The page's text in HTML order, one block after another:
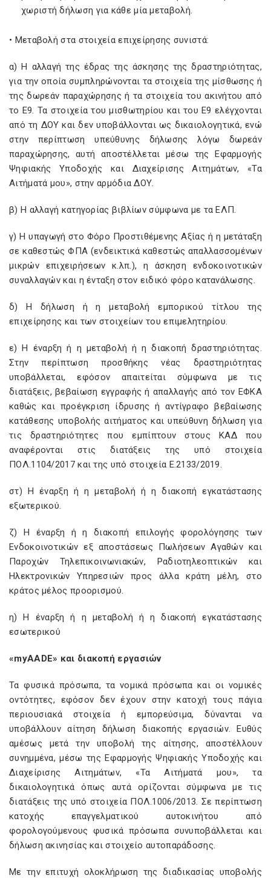
χωριστή δήλωση για κάθε μία μεταβολή.
• Μεταβολή στα στοιχεία επιχείρησης συνιστά:
α) Η αλλαγή της έδρας της άσκησης της δραστηριότητας,
για την οποία συμπληρώνονται τα στοιχεία της μίσθωσης ή
της δωρεάν παραχώρησης ή τα στοιχεία του ακινήτου από
το Ε9. Τα στοιχεία του μισθωτηρίου και του Ε9 ελέγχονται
από τη ΔΟΥ και δεν υποβάλλονται ως δικαιολογητικά, ενώ
στην περίπτωση υπεύθυνης δήλωσης λόγω δωρεάν
παραχώρησης, αυτή αποστέλλεται μέσω της Εφαρμογής
Ψηφιακής Υποδοχής και Διαχείρισης Αιτημάτων, «Τα
Αιτήματά μου», στην αρμόδια ΔΟΥ.
β) Η αλλαγή κατηγορίας βιβλίων σύμφωνα με τα ΕΛΠ.
γ) Η υπαγωγή στο Φόρο Προστιθέμενης Αξίας ή η μετάταξη
σε καθεστώς ΦΠΑ (ενδεικτικά καθεστώς απαλλασσομένων
μικρών επιχειρήσεων κ.λπ.), η άσκηση ενδοκοινοτικών
συναλλαγών και η ένταξη στον ειδικό φόρο κατανάλωσης.
δ) Η δήλωση ή η μεταβολή εμπορικού τίτλου της
επιχείρησης και των στοιχείων του επιμελητηρίου.
ε) Η έναρξη ή η μεταβολή ή η διακοπή δραστηριότητας.
Στην περίπτωση προσθήκης νέας δραστηριότητας
υποβάλλεται, εφόσον απαιτείται σύμφωνα με τις
διατάξεις, βεβαίωση εγγραφής ή απαλλαγής από τον ΕΦΚΑ
καθώς και προέγκριση ίδρυσης ή αντίγραφο βεβαίωσης
κατάθεσης υποβολής αιτήματος και υπεύθυνη δήλωση για
τις δραστηριότητες που εμπίπτουν στους ΚΑΔ που
αναφέρονται στις διατάξεις της υπό στοιχεία
ΠΟΛ.1104/2017 και της υπό στοιχεία Ε.2133/2019.
στ) Η έναρξη ή η μεταβολή ή η διακοπή εγκατάστασης
εξωτερικού.
ζ) Η έναρξη ή η διακοπή επιλογής φορολόγησης των
Ενδοκοινοτικών εξ αποστάσεως Πωλήσεων Αγαθών και
Παροχών Τηλεπικοινωνιακών, Ραδιοτηλεοπτικών και
Ηλεκτρονικών Υπηρεσιών προς άλλα κράτη μέλη, στο
κράτος μέλος προορισμού.
η) Η έναρξη ή η μεταβολή ή η διακοπή εγκατάστασης
εσωτερικού
«myAADE» και διακοπή εργασιών
Τα φυσικά πρόσωπα, τα νομικά πρόσωπα και οι νομικές
οντότητες, εφόσον δεν έχουν στην κατοχή τους πάγια
περιουσιακά στοιχεία ή εμπορεύσιμα, δύνανται να
υποβάλλουν αίτηση δήλωση διακοπής εργασιών. Ευθύς
αμέσως μετά την υποβολή της αίτησης, αποστέλλουν
συνημμένα, μέσω της Εφαρμογής Ψηφιακής Υποδοχής και
Διαχείρισης Αιτημάτων, «Τα Αιτήματά μου», τα
δικαιολογητικά όπως αυτά ορίζονται σύμφωνα με τις
διατάξεις της υπό στοιχεία ΠΟΛ.1006/2013. Σε περίπτωση
κατοχής επαγγελματικού αυτοκινήτου από
φορολογούμενους φυσικά πρόσωπα συνυποβάλλεται και
δήλωση ακινησίας και στοιχείο αυτοπαράδοσης.
Με την επιτυχή ολοκλήρωση της διαδικασίας υποβολής